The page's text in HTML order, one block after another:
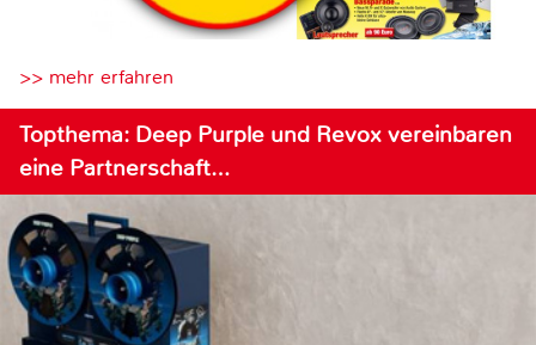
>> mehr erfahren
Topthema: Deep Purple und Revox vereinbaren
eine Partnerschaft…